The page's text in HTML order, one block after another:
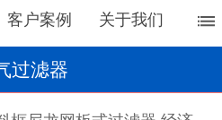
客户案例 关于我们
过滤器